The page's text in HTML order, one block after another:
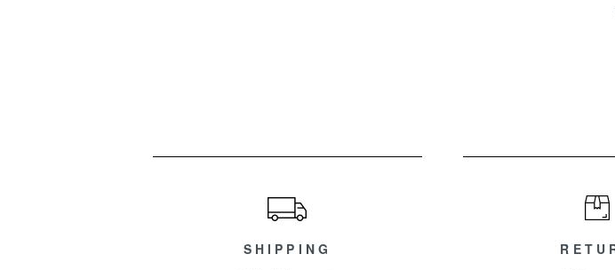
SHIPPING